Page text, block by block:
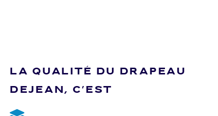
LA QUALITÉ DU DRAPEAU
DEJEAN, C’EST